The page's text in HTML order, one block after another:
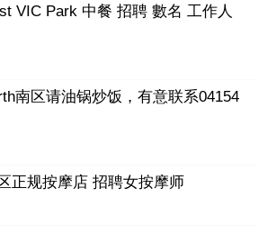
VIC Park 中餐 招聘 數名 工作人
南区请油锅炒饭，有意联系04154
正规按摩店 招聘女按摩师